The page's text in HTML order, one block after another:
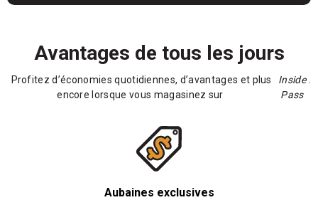
Avantages de tous les jours
Profitez d’économies quotidiennes, d’avantages et plus
encore lorsque vous magasinez sur
Inside
Pass
Aubaines exclusives